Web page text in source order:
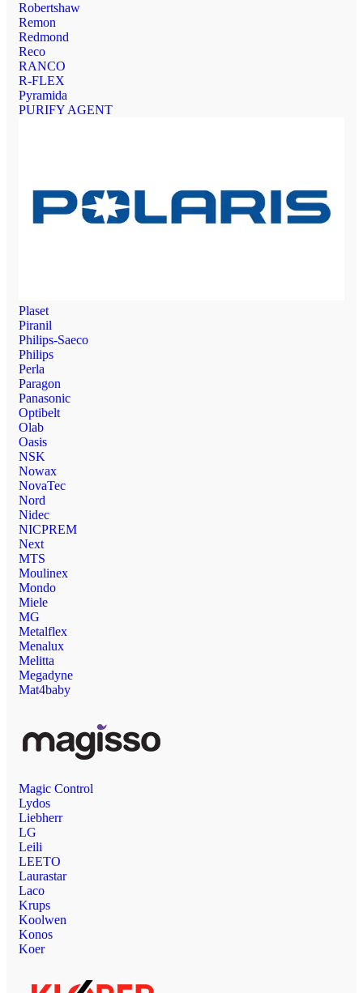
Robertshaw
Remon
Redmond
Reco
RANCO
R-FLEX
Pyramida
PURIFY AGENT
Plaset
Piranil
Philips-Saeco
Philips
Perla
Paragon
Panasonic
Optibelt
Olab
Oasis
NSK
Nowax
NovaTec
Nord
Nidec
NICPREM
Next
MTS
Moulinex
Mondo
Miele
MG
Metalflex
Menalux
Melitta
Megadyne
Mat4baby
Magic Control
Lydos
Liebherr
LG
Leili
LEETO
Laurastar
Laco
Krups
Koolwen
Konos
Koer